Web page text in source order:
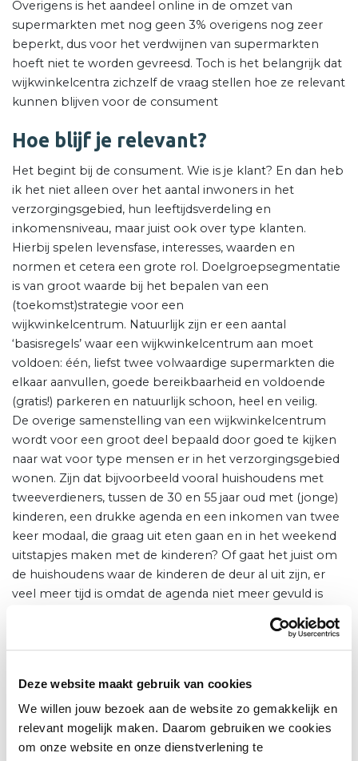
Deze website maakt gebruik van cookies
We willen jouw bezoek aan de website zo gemakkelijk en
relevant mogelijk maken. Daarom gebruiken we cookies
om onze website en onze dienstverlening te
Overigens is het aandeel online in de omzet van
supermarkten met nog geen 3% overigens nog zeer
beperkt, dus voor het verdwijnen van supermarkten
hoeft niet te worden gevreesd. Toch is het belangrijk dat
wijkwinkelcentra zichzelf de vraag stellen hoe ze relevant
kunnen blijven voor de consument
Hoe blijf je relevant?
Het begint bij de consument. Wie is je klant? En dan heb
ik het niet alleen over het aantal inwoners in het
verzorgingsgebied, hun leeftijdsverdeling en
inkomensniveau, maar juist ook over type klanten.
Hierbij spelen levensfase, interesses, waarden en
normen et cetera een grote rol. Doelgroepsegmentatie
is van groot waarde bij het bepalen van een
(toekomst)strategie voor een
wijkwinkelcentrum. Natuurlijk zijn er een aantal
‘basisregels’ waar een wijkwinkelcentrum aan moet
voldoen: één, liefst twee volwaardige supermarkten die
elkaar aanvullen, goede bereikbaarheid en voldoende
(gratis!) parkeren en natuurlijk schoon, heel en veilig.
De overige samenstelling van een wijkwinkelcentrum
wordt voor een groot deel bepaald door goed te kijken
naar wat voor type mensen er in het verzorgingsgebied
wonen. Zijn dat bijvoorbeeld vooral huishoudens met
tweeverdieners, tussen de 30 en 55 jaar oud met (jonge)
kinderen, een drukke agenda en een inkomen van twee
keer modaal, die graag uit eten gaan en in het weekend
uitstapjes maken met de kinderen? Of gaat het juist om
de huishoudens waar de kinderen de deur al uit zijn, er
veel meer tijd is omdat de agenda niet meer gevuld is
leeftijd boven de 60? Deze twee groepen hebben
geheel andere wensen, voorkeuren en behoeften die in
branchering, het type diensten en horeca. Deze kennis is
bovendien van belang voor een goede
marketingstrategie.